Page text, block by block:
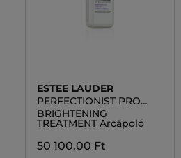
ESTEE LAUDER
PERFECTIONIST PRO
RAPID
BRIGHTENING
TREATMENT Arcápoló
50 100,00 Ft